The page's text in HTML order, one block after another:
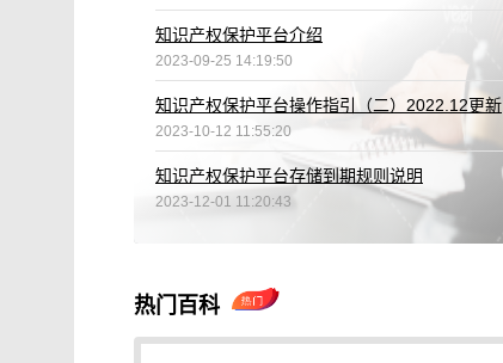
知识产权保护平台介绍
2023-09-25 14:19:50
知识产权保护平台操作指引（二）2022.12更新
2023-10-12 11:55:20
知识产权保护平台存储到期规则说明
2023-12-01 11:20:43
热门百科